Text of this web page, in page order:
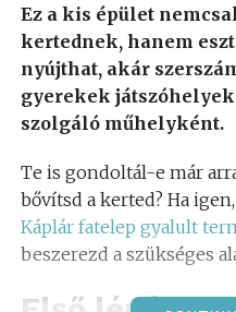
Ez a kis épület
kertednek, hanem
nyújthat, akár
gyerekek
szolgáló műhelyként.
Te is gondoltál-e már
bővítsd a kerted? Ha
Káplár fatelep gyalult
beszerezd a szükséges